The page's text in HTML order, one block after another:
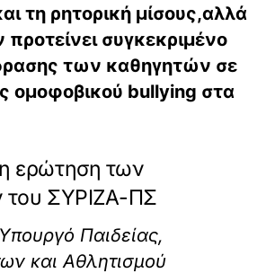
τη ρητορική μίσους,αλλά
προτείνει συγκεκριμένο
των καθηγητών σε
ομοφοβικού bullying στα
ερώτηση των
του ΣΥΡΙΖΑ-ΠΣ
Παιδείας,
και Αθλητισμού